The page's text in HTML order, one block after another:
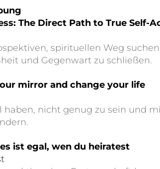
The Direct Path to True Self-
spirituellen Weg
und Gegenwart zu schließen.
mirror and change your life
haben, nicht genug zu sein und
ist egal, wen du heiratest